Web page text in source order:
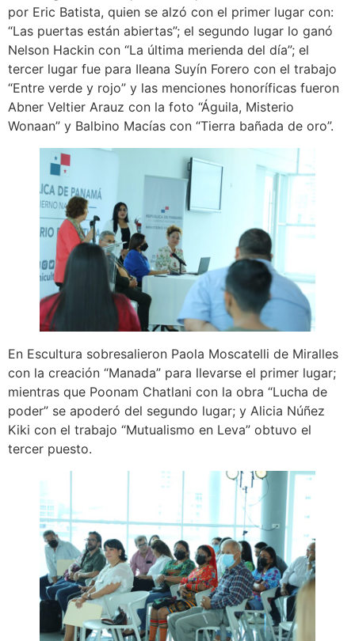
por Eric Batista, quien se alzó con el primer lugar con:
“Las puertas están abiertas”; el segundo lugar lo ganó
Nelson Hackin con “La última merienda del día”; el
tercer lugar fue para Ileana Suyín Forero con el trabajo
“Entre verde y rojo” y las menciones honoríficas fueron
Abner Veltier Arauz con la foto “Águila, Misterio
Wonaan” y Balbino Macías con “Tierra bañada de oro”.
En Escultura sobresalieron Paola Moscatelli de Miralles
con la creación “Manada” para llevarse el primer lugar;
mientras que Poonam Chatlani con la obra “Lucha de
poder” se apoderó del segundo lugar; y Alicia Núñez
Kiki con el trabajo “Mutualismo en Leva” obtuvo el
tercer puesto.